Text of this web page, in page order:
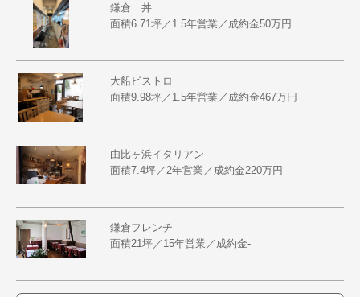
鎌倉 丼
面積6.71坪／1.5年営業／成約金50万円
大船ビストロ
面積9.98坪／1.5年営業／成約金467万円
由比ヶ浜イタリアン
面積7.4坪／2年営業／成約金220万円
鎌倉フレンチ
面積21坪／15年営業／成約金-